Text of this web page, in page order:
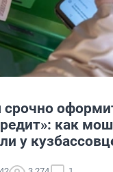
как
у